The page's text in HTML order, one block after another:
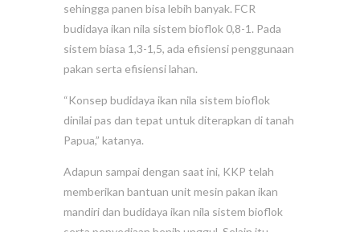
sehingga panen bisa lebih banyak. FCR
budidaya ikan nila sistem bioflok 0,8-1. Pada
sistem biasa 1,3-1,5, ada efisiensi penggunaan
pakan serta efisiensi lahan.
“Konsep budidaya ikan nila sistem bioflok
dinilai pas dan tepat untuk diterapkan di tanah
Papua,” katanya.
Adapun sampai dengan saat ini, KKP telah
memberikan bantuan unit mesin pakan ikan
mandiri dan budidaya ikan nila sistem bioflok